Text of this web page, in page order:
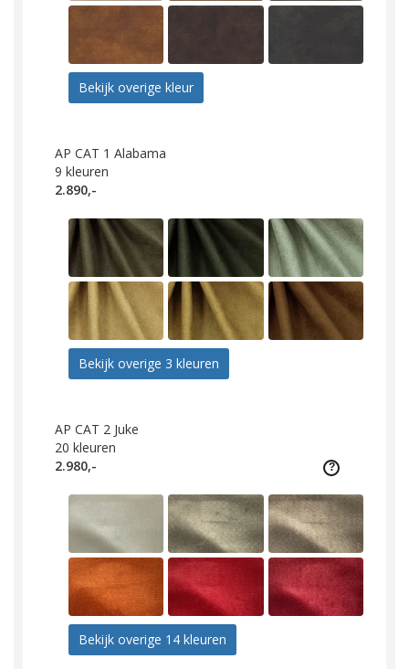
Bekijk overige kleur
AP CAT 1 Alabama
9 kleuren
2.890,-
Bekijk overige 3 kleuren
AP CAT 2 Juke
20 kleuren
2.980,-
Bekijk overige 14 kleuren